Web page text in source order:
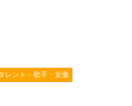
レント・歌手・女優